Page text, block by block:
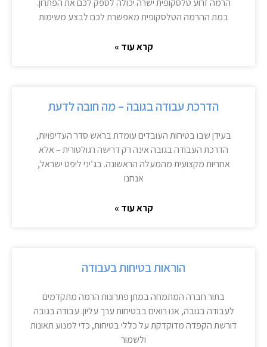
הרמה זרוע טלסקופית ישרה יכולה לספק לכם את הפתרון.
במת ההרמה הטלסקופית מאפשרת לכם לבצע משימות
קרא עוד »
הדרכת עבודה בגובה – מה חובה לדעת
בעידן שבו בטיחות העובדים עומדת בראש סדר העדיפויות,
הדרכת העבודה בגובה אינה רק דרישה רגולטורית – אלא
אחריות מקצועית מהמעלה הראשונה. בג’יני ליפט ישראל,
אנחנו
קרא עוד »
הוראות בטיחות בעבודה
בתור חברה המתמחה במתן פתרונות הרמה מתקדמים
לעבודה בגובה, אנו רואים בבטיחות ערך עליון. עבודה בגובה
דורשת הקפדה מדוקדקת על כללי בטיחות, כדי למנוע תאונות
ולשמור